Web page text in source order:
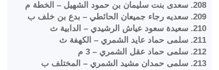
208. سعدى بنت سليمان بن حمود الشهيل – الخطة م
209. سعديه رجاء جميعان الحائطي – بدع بن خلف ب
210. سعيدة سعود عياش الرشيدي – الدابية ث
211. سلمى حماد عايد الشمري – الكهفة ث
212. سلمى حماد عقل الشمري – 3 م
213. سلمى حمدان مشيد الشمري – المختلف ب